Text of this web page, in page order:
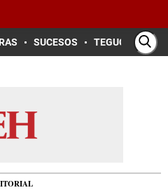
SUCESOS TEGUCIGALPA